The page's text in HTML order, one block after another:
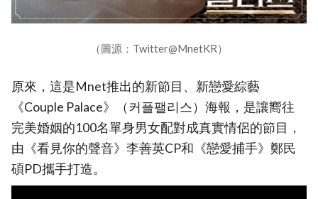
（圖源：Twitter@MnetKR）
原來，這是Mnet推出的新節目、新戀愛綜藝
《Couple Palace》（커플팰리스）海報，是讓嚮往
完美婚姻的100名單身男女配對成真實情侶的節目，
由《看見你的聲音》李善英CP和《戀愛捕手》鄭民
碩PD攜手打造。